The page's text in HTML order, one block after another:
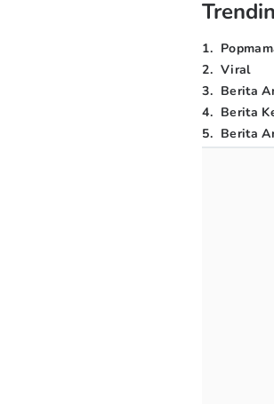
1.
2. Viral
3. Berita
4. Berita
5. Berita